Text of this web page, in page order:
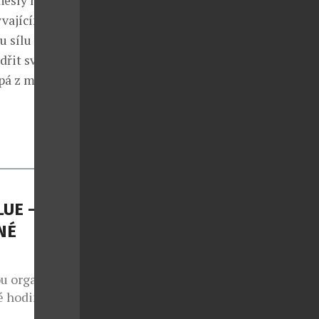
léty
a
svou
z mnoha
–
organizací
za